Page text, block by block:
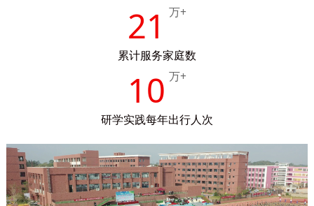
21 万+
累计服务家庭数
10 万+
研学实践每年出行人次